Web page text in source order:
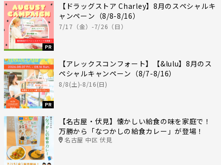
PR
【ドラッグストア Charley】8月のスペシャルキ
ャンペーン（8/8-8/16）
7/17（金）-7/26（日）
PR
【アレックスコンフォート】【&lulu】8月のス
ペシャルキャンペーン（8/7-8/16）
8/8(土)-8/16(日)
【名古屋・伏見】懐かしい給食の味を家庭で！
万勝から「なつかしの給食カレー」が登場！
名古屋 中区 伏見